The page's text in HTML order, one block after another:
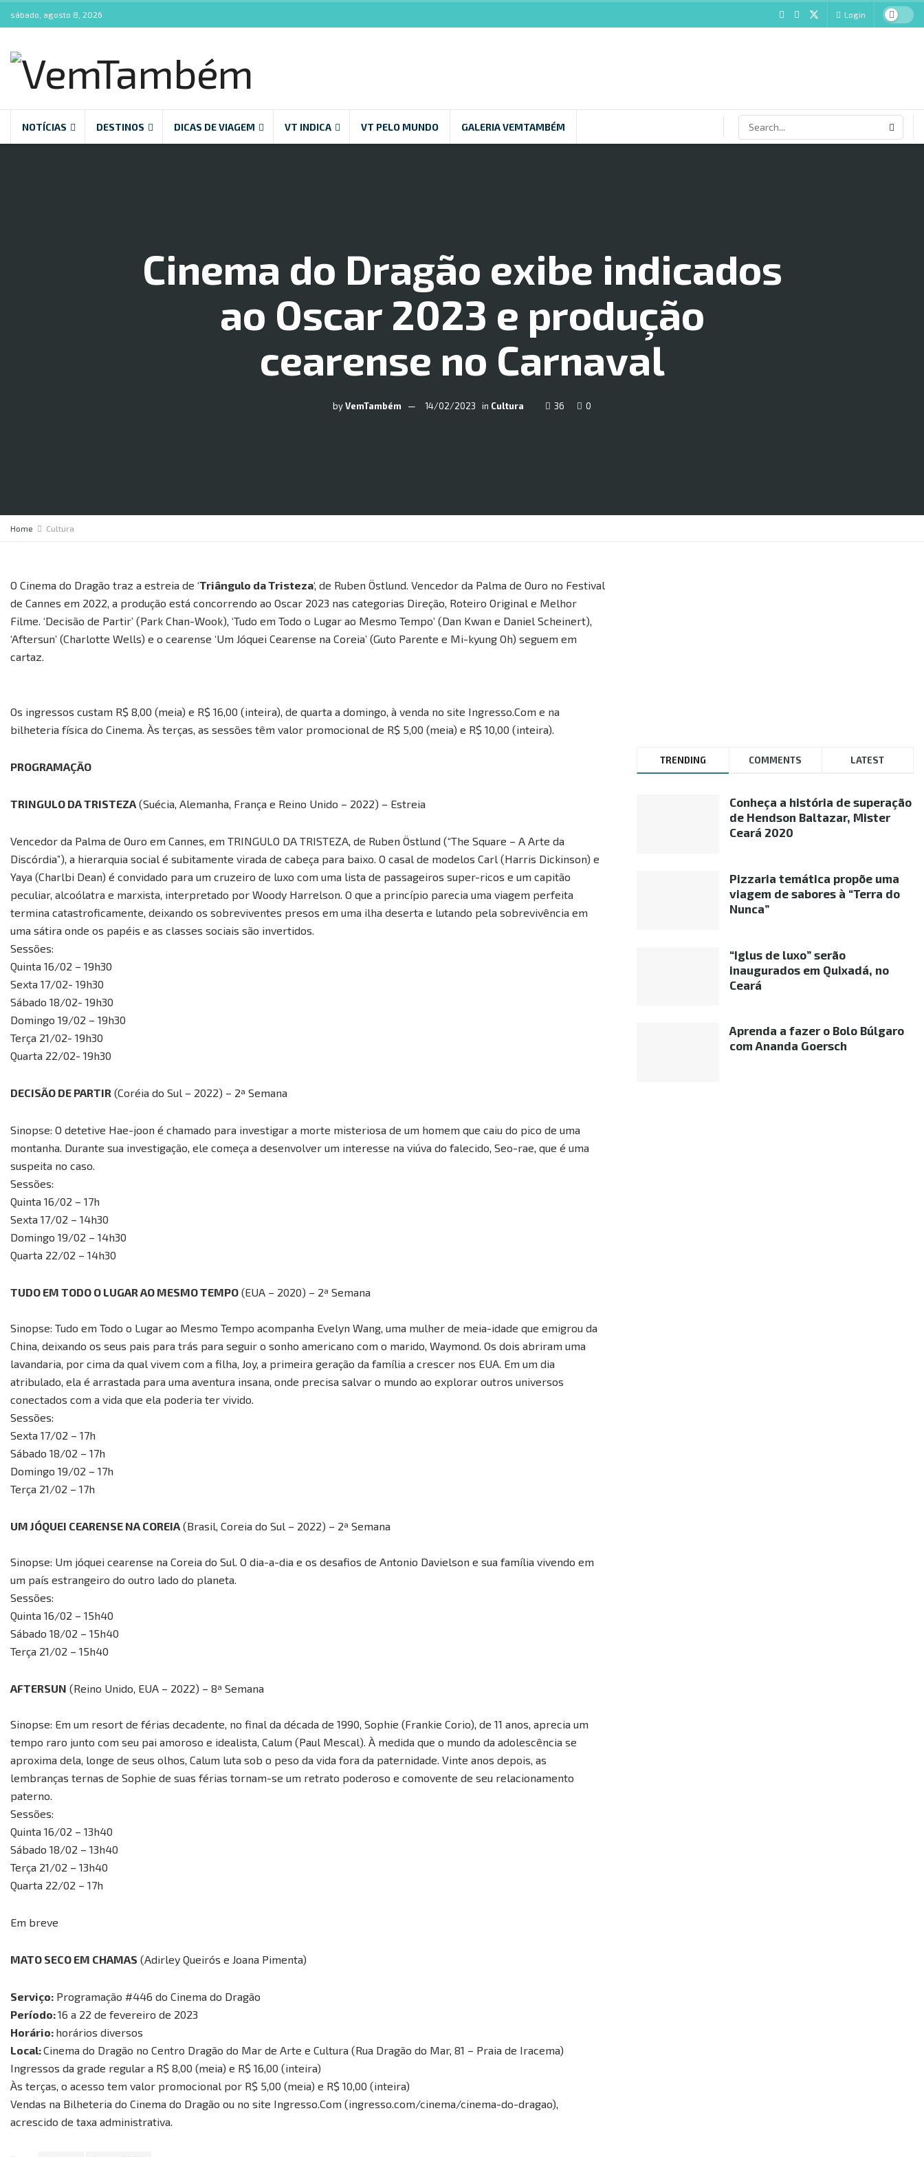
sábado, agosto 8, 2026 Login
NOTÍCIAS DESTINOS DICAS DE VIAGEM VT INDICA VT PELO MUNDO GALERIA VEMTAMBÉM
Cinema do Dragão exibe indicados
ao Oscar 2023 e produção
cearense no Carnaval
byVemTambém 14/02/2023 in Cultura 36 0
Home Cultura
O Cinema do Dragão traz a estreia de ‘Triângulo da Tristeza‘, de Ruben Östlund. Vencedor da Palma de Ouro no Festival
de Cannes em 2022, a produção está concorrendo ao Oscar 2023 nas categorias Direção, Roteiro Original e Melhor
Filme. ‘Decisão de Partir’ (Park Chan-Wook), ‘Tudo em Todo o Lugar ao Mesmo Tempo’ (Dan Kwan e Daniel Scheinert),
‘Aftersun’ (Charlotte Wells) e o cearense ‘Um Jóquei Cearense na Coreia’ (Guto Parente e Mi-kyung Oh) seguem em
cartaz.
Os ingressos custam R$ 8,00 (meia) e R$ 16,00 (inteira), de quarta a domingo, à venda no site Ingresso.Com e na
bilheteria física do Cinema. Às terças, as sessões têm valor promocional de R$ 5,00 (meia) e R$ 10,00 (inteira).
PROGRAMAÇÃO
TRINGULO DA TRISTEZA (Suécia, Alemanha, França e Reino Unido – 2022) – Estreia
Vencedor da Palma de Ouro em Cannes, em TRINGULO DA TRISTEZA, de Ruben Östlund (“The Square – A Arte da
Discórdia”), a hierarquia social é subitamente virada de cabeça para baixo. O casal de modelos Carl (Harris Dickinson) e
Yaya (Charlbi Dean) é convidado para um cruzeiro de luxo com uma lista de passageiros super-ricos e um capitão
peculiar, alcoólatra e marxista, interpretado por Woody Harrelson. O que a princípio parecia uma viagem perfeita
termina catastroficamente, deixando os sobreviventes presos em uma ilha deserta e lutando pela sobrevivência em
uma sátira onde os papéis e as classes sociais são invertidos.
Sessões:
Quinta 16/02 – 19h30
Sexta 17/02- 19h30
Sábado 18/02- 19h30
Domingo 19/02 – 19h30
Terça 21/02- 19h30
Quarta 22/02- 19h30
DECISÃO DE PARTIR (Coréia do Sul – 2022) – 2ª Semana
Sinopse: O detetive Hae-joon é chamado para investigar a morte misteriosa de um homem que caiu do pico de uma
montanha. Durante sua investigação, ele começa a desenvolver um interesse na viúva do falecido, Seo-rae, que é uma
suspeita no caso.
Sessões:
Quinta 16/02 – 17h
Sexta 17/02 – 14h30
Domingo 19/02 – 14h30
Quarta 22/02 – 14h30
TUDO EM TODO O LUGAR AO MESMO TEMPO (EUA – 2020) – 2ª Semana
Sinopse: Tudo em Todo o Lugar ao Mesmo Tempo acompanha Evelyn Wang, uma mulher de meia-idade que emigrou da
China, deixando os seus pais para trás para seguir o sonho americano com o marido, Waymond. Os dois abriram uma
lavandaria, por cima da qual vivem com a filha, Joy, a primeira geração da família a crescer nos EUA. Em um dia
atribulado, ela é arrastada para uma aventura insana, onde precisa salvar o mundo ao explorar outros universos
conectados com a vida que ela poderia ter vivido.
Sessões:
Sexta 17/02 – 17h
Sábado 18/02 – 17h
Domingo 19/02 – 17h
Terça 21/02 – 17h
UM JÓQUEI CEARENSE NA COREIA (Brasil, Coreia do Sul – 2022) – 2ª Semana
Sinopse: Um jóquei cearense na Coreia do Sul. O dia-a-dia e os desafios de Antonio Davielson e sua família vivendo em
um país estrangeiro do outro lado do planeta.
Sessões:
Quinta 16/02 – 15h40
Sábado 18/02 – 15h40
Terça 21/02 – 15h40
AFTERSUN (Reino Unido, EUA – 2022) – 8ª Semana
Sinopse: Em um resort de férias decadente, no final da década de 1990, Sophie (Frankie Corio), de 11 anos, aprecia um
tempo raro junto com seu pai amoroso e idealista, Calum (Paul Mescal). À medida que o mundo da adolescência se
aproxima dela, longe de seus olhos, Calum luta sob o peso da vida fora da paternidade. Vinte anos depois, as
lembranças ternas de Sophie de suas férias tornam-se um retrato poderoso e comovente de seu relacionamento
paterno.
Sessões:
Quinta 16/02 – 13h40
Sábado 18/02 – 13h40
Terça 21/02 – 13h40
Quarta 22/02 – 17h
Em breve
MATO SECO EM CHAMAS (Adirley Queirós e Joana Pimenta)
Serviço: Programação #446 do Cinema do Dragão
Período:16 a 22 de fevereiro de 2023
Horário: horários diversos
Local:Cinema do Dragão no Centro Dragão do Mar de Arte e Cultura (Rua Dragão do Mar, 81 – Praia de Iracema)
Ingressos da grade regular a R$ 8,00 (meia) e R$ 16,00 (inteira)
Às terças, o acesso tem valor promocional por R$ 5,00 (meia) e R$ 10,00 (inteira)
Vendas na Bilheteria do Cinema do Dragão ou no site Ingresso.Com (ingresso.com/cinema/cinema-do-dragao),
acrescido de taxa administrativa.
TRENDING COMMENTS LATEST
Conheça a história de superação
de Hendson Baltazar, Mister
Ceará 2020
Pizzaria temática propõe uma
viagem de sabores à “Terra do
Nunca”
“Iglus de luxo” serão
inaugurados em Quixadá, no
Ceará
Aprenda a fazer o Bolo Búlgaro
com Ananda Goersch